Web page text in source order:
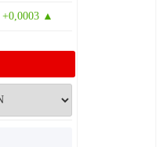
+0,0003 ▲